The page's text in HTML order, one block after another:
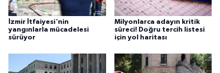
İzmir İtfaiyesi'nin
yangınlarla mücadelesi
sürüyor
Milyonlarca adayın kritik
süreci! Doğru tercih listesi
için yol haritası